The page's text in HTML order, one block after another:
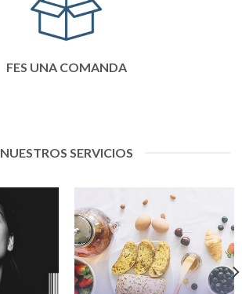
FES UNA COMANDA
NUESTROS SERVICIOS